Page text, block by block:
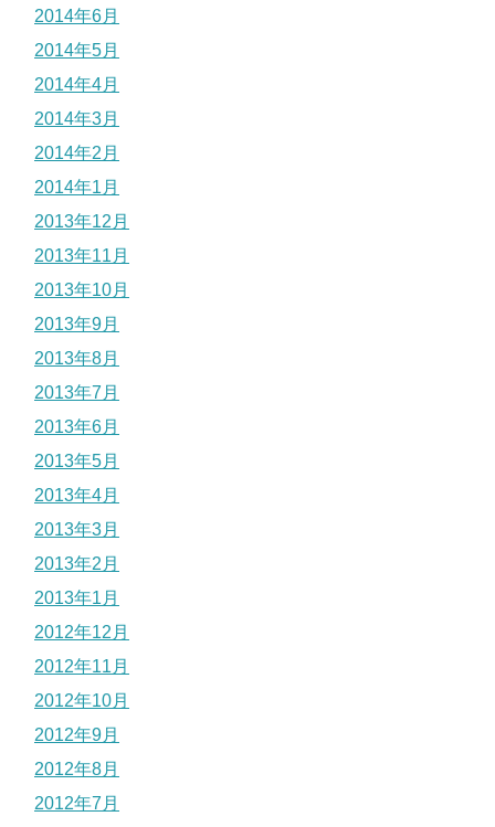
2014年6月
2014年5月
2014年4月
2014年3月
2014年2月
2014年1月
2013年12月
2013年11月
2013年10月
2013年9月
2013年8月
2013年7月
2013年6月
2013年5月
2013年4月
2013年3月
2013年2月
2013年1月
2012年12月
2012年11月
2012年10月
2012年9月
2012年8月
2012年7月